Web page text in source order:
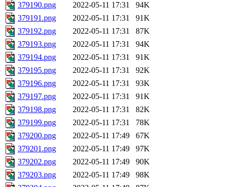
379190.png
2022-05-11 17:31
94K
379191.png
2022-05-11 17:31
91K
379192.png
2022-05-11 17:31
87K
379193.png
2022-05-11 17:31
94K
379194.png
2022-05-11 17:31
91K
379195.png
2022-05-11 17:31
92K
379196.png
2022-05-11 17:31
93K
379197.png
2022-05-11 17:31
91K
379198.png
2022-05-11 17:31
82K
379199.png
2022-05-11 17:31
78K
379200.png
2022-05-11 17:49
67K
379201.png
2022-05-11 17:49
97K
379202.png
2022-05-11 17:49
90K
379203.png
2022-05-11 17:49
98K